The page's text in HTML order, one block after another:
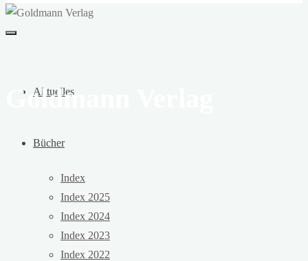
Aktuelles
Bücher
Index
Index 2025
Index 2024
Index 2023
Index 2022
Goldmann Verlag